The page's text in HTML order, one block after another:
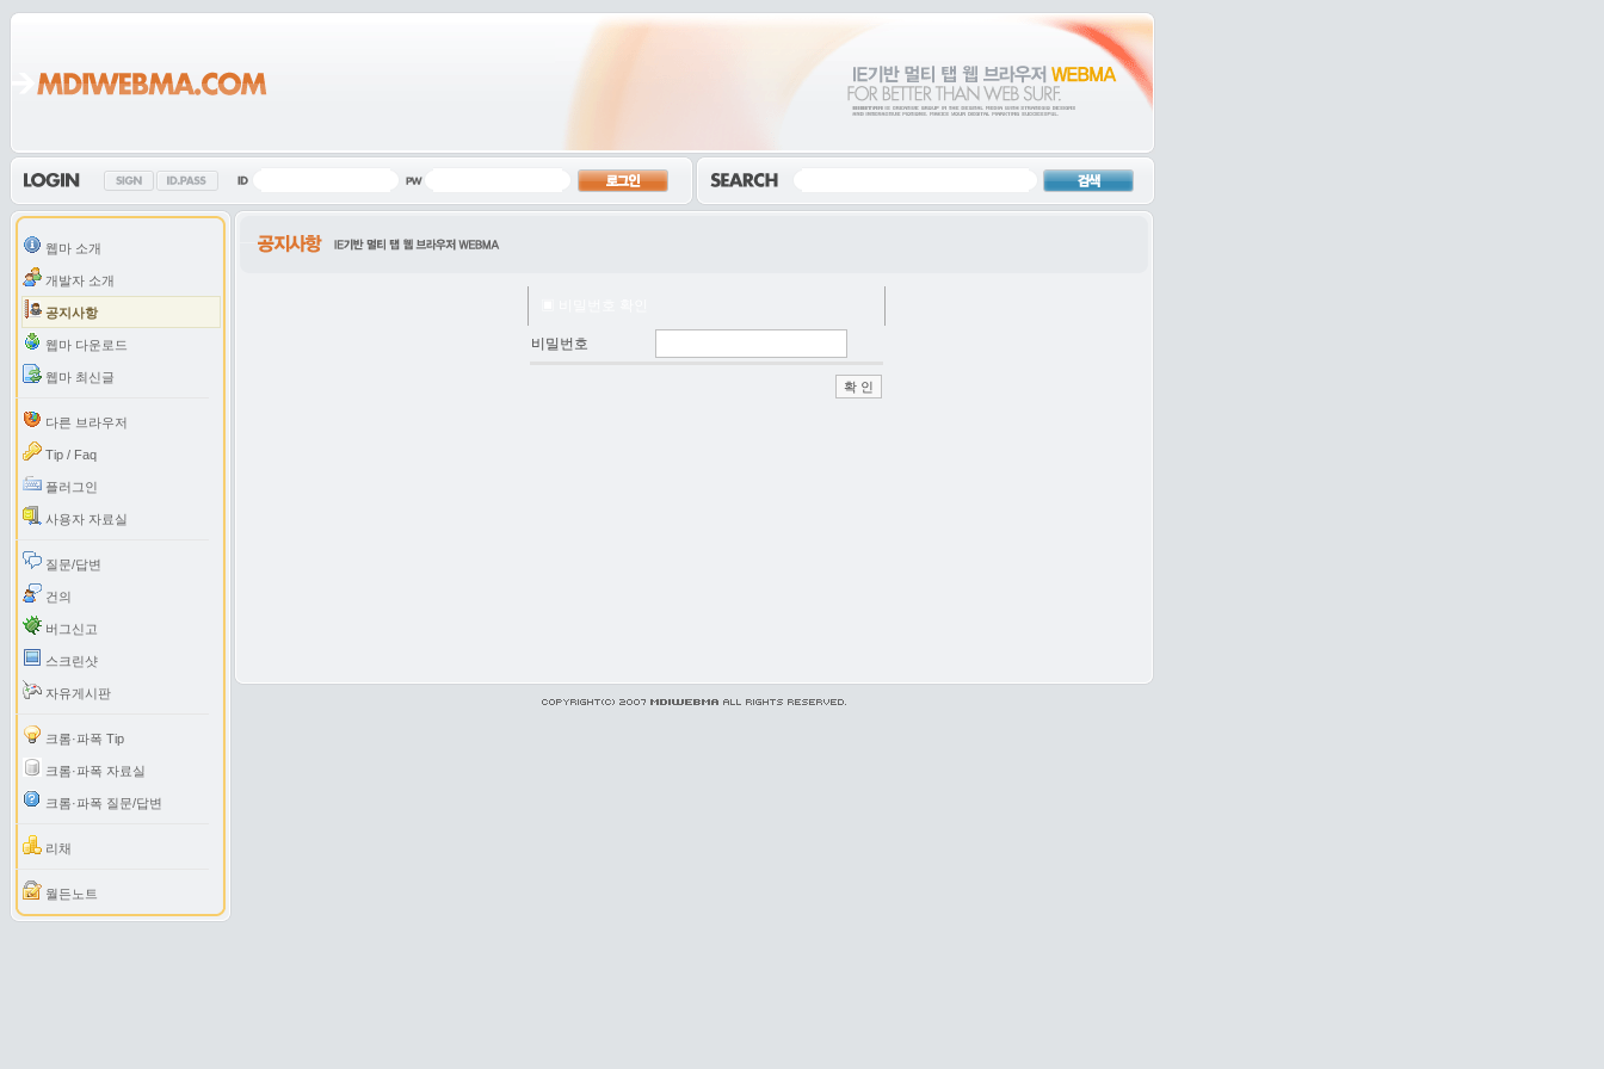
웹마 소개
개발자 소개
공지사항
웹마 다운로드
웹마 최신글
다른 브라우저
Tip / Faq
플러그인
사용자 자료실
질문/답변
건의
버그신고
스크린샷
자유게시판
크롬·파폭 Tip
크롬·파폭 자료실
크롬·파폭 질문/답변
리채
월든노트
비밀번호